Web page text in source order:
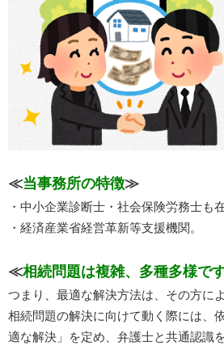
≪当事務所の特徴≫
・中小企業診断士・社会保険労務士も在
・経済産業省経営革新等支援機関。
≪相続問題は複雑、多種多様で
つまり、最適な解決方法は、その方に
相続問題の解決に向けて動く際には、
適な解決」を定め、弁護士と共通認識